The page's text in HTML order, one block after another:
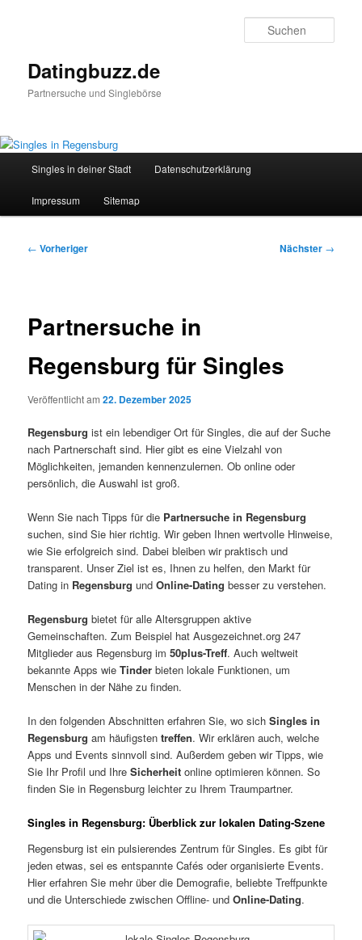
Datingbuzz.de
Partnersuche und Singlebörse
Singles in deiner Stadt Datenschutzerklärung
Impressum Sitemap
Beitragsnavigation
← Vorheriger Nächster →
Partnersuche in
Regensburg für Singles
Veröffentlicht am22. Dezember 2025
Regensburg ist ein lebendiger Ort für Singles, die auf der Suche
nach Partnerschaft sind. Hier gibt es eine Vielzahl von
Möglichkeiten, jemanden kennenzulernen. Ob online oder
persönlich, die Auswahl ist groß.
Wenn Sie nach Tipps für die Partnersuche in Regensburg
suchen, sind Sie hier richtig. Wir geben Ihnen wertvolle Hinweise,
wie Sie erfolgreich sind. Dabei bleiben wir praktisch und
transparent. Unser Ziel ist es, Ihnen zu helfen, den Markt für
Dating in Regensburg undOnline-Dating besser zu verstehen.
Regensburg bietet für alle Altersgruppen aktive
Gemeinschaften. Zum Beispiel hat Ausgezeichnet.org 247
Mitglieder aus Regensburg im50plus-Treff. Auch weltweit
bekannte Apps wieTinder bieten lokale Funktionen, um
Menschen in der Nähe zu finden.
In den folgenden Abschnitten erfahren Sie, wo sichSingles in
Regensburg am häufigstentreffen. Wir erklären auch, welche
Apps und Events sinnvoll sind. Außerdem geben wir Tipps, wie
Sie Ihr Profil und IhreSicherheit online optimieren können. So
finden Sie in Regensburg leichter zu Ihrem Traumpartner.
Singles in Regensburg: Überblick zur lokalen Dating-Szene
Regensburg ist ein pulsierendes Zentrum für Singles. Es gibt für
jeden etwas, sei es entspannte Cafés oder organisierte Events.
Hier erfahren Sie mehr über die Demografie, beliebte Treffpunkte
und die Unterschiede zwischen Offline- undOnline-Dating.